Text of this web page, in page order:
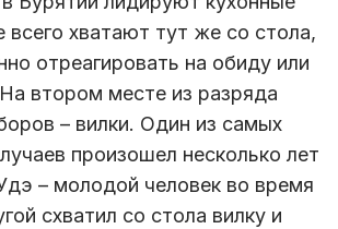
хватают тут же со стола,
отреагировать на обиду или
втором месте из разряда
– вилки. Один из самых
произошел несколько лет
– молодой человек во время
схватил со стола вилку и